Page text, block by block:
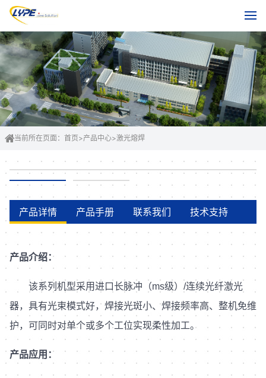
当前所在页面： 首页>产品中心>激光熔焊
产品详情 产品手册 联系我们 技术支持
产品介绍：
该系列机型采用进口长脉冲（ms级）/连续光纤激光
器，具有光束模式好，焊接光斑小、焊接频率高、整机免维
护，可同时对单个或多个工位实现柔性加工。
产品应用：